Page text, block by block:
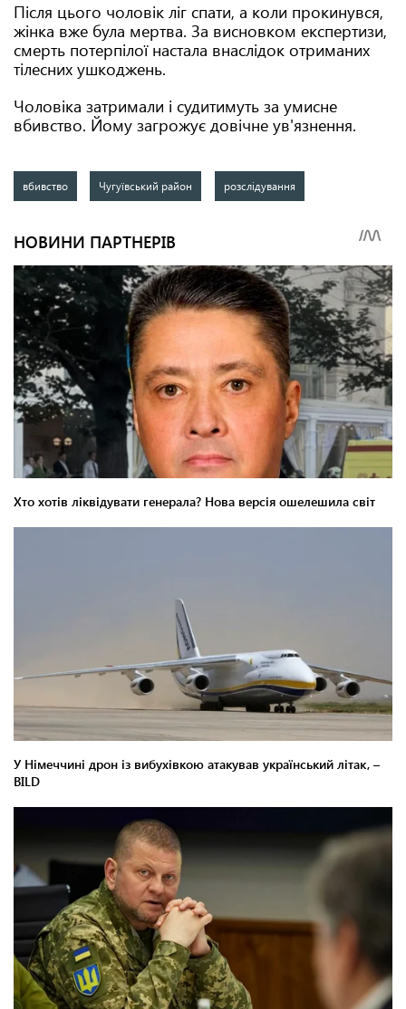
Після цього чоловік ліг спати, а коли прокинувся,
жінка вже була мертва. За висновком експертизи,
смерть потерпілої настала внаслідок отриманих
тілесних ушкоджень.
Чоловіка затримали і судитимуть за умисне
вбивство. Йому загрожує довічне ув'язнення.
вбивство Чугуївський район розслідування